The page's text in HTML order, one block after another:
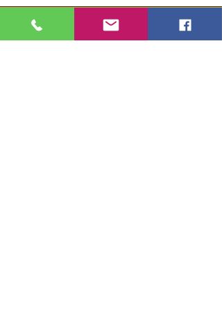
KONTAKTI